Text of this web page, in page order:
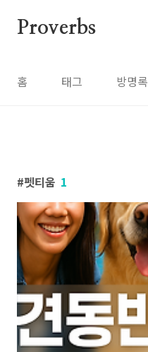
Proverbs
홈 태그 방명록
펫티움 1